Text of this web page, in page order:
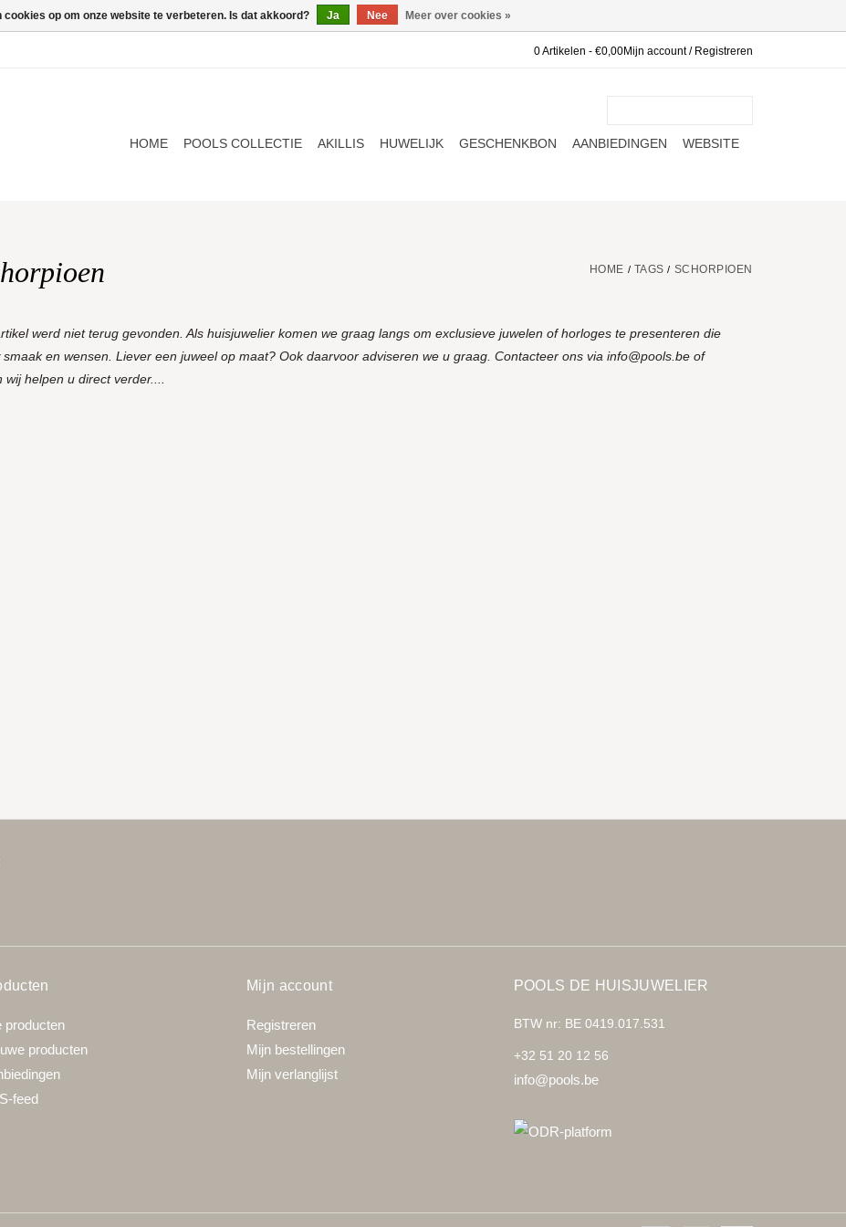
0 Artikelen - €0,00Mijn account / Registreren
HOME POOLS COLLECTIE AKILLIS HUWELIJK GESCHENKBON AANBIEDINGEN WEBSITE
HOME / TAGS / SCHORPIOEN
werd niet terug gevonden. Als huisjuwelier komen we graag langs om exclusieve juwelen of horloges te presenteren die
en wensen. Liever een juweel op maat? Ook daarvoor adviseren we u graag. Contacteer ons via info@pools.be of
helpen u direct verder....
producten
producten
feed
Mijn account
Registreren
Mijn bestellingen
Mijn verlanglijst
POOLS DE HUISJUWELIER
BTW nr: BE 0419.017.531
+32 51 20 12 56
info@pools.be
cookies op om onze website te verbeteren. Is dat akkoord? Ja Nee Meer over cookies »